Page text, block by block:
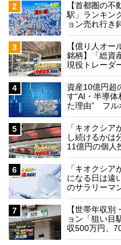
2
【首都圏の不
駅」ランキン
ョン売れ行き
3
【億り人オ
銘柄】「総資
現役トレーダ
4
資産10億円超
す“AI・半導
た理由” フル
5
「キオクシア
し続けるかは
11億円の個人
6
「キオクシア
になる日は遠
のサラリーマ
7
【世帯年収別
ョン「狙い目
収500万円、